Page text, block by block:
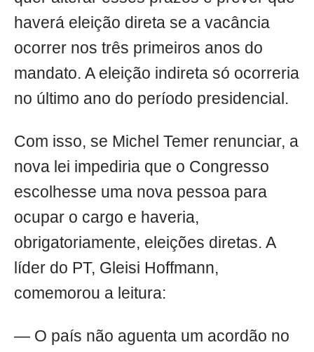
haverá eleição direta se a vacância
ocorrer nos três primeiros anos do
mandato. A eleição indireta só ocorreria
no último ano do período presidencial.
Com isso, se Michel Temer renunciar, a
nova lei impediria que o Congresso
escolhesse uma nova pessoa para
ocupar o cargo e haveria,
obrigatoriamente, eleições diretas. A
líder do PT, Gleisi Hoffmann,
comemorou a leitura:
— O país não aguenta um acordão no